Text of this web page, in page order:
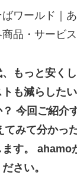
ワールド｜
品・サービ
、もっと安く
も減らした
今回ご紹介
みて分かっ
す。 ahamo
さい。